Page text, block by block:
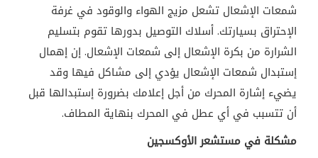
شمعات الإشعال تشعل مزيج الهواء والوقود في غرفة
الإحتراق بسيارتك. أسلاك التوصيل بدورها تقوم بتسليم
الشرارة من بكرة الإشعال إلى شمعات الإشعال. إن إهمال
إستبدال شمعات الإشعال يؤدي إلى مشاكل فيها وقد
يضيء إشارة المحرك من أجل إعلامك بضرورة إستبدالها قبل
أن تتسبب في أي عطل في المحرك بنهاية المطاف.
مشكلة في مستشعر الأوكسجين